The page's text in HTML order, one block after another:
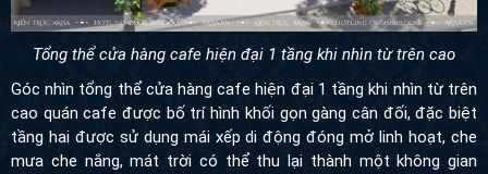
Tổng thể cửa hàng cafe hiện đại 1 tầng khi nhìn từ trên cao
Góc nhìn tổng thể cửa hàng cafe hiện đại 1 tầng khi nhìn từ trên
cao quán cafe được bố trí hình khối gọn gàng cân đối, đặc biệt
tầng hai được sử dụng mái xếp di động đóng mở linh hoạt, che
mưa che nắng, mát trời có thể thu lại thành một không gian